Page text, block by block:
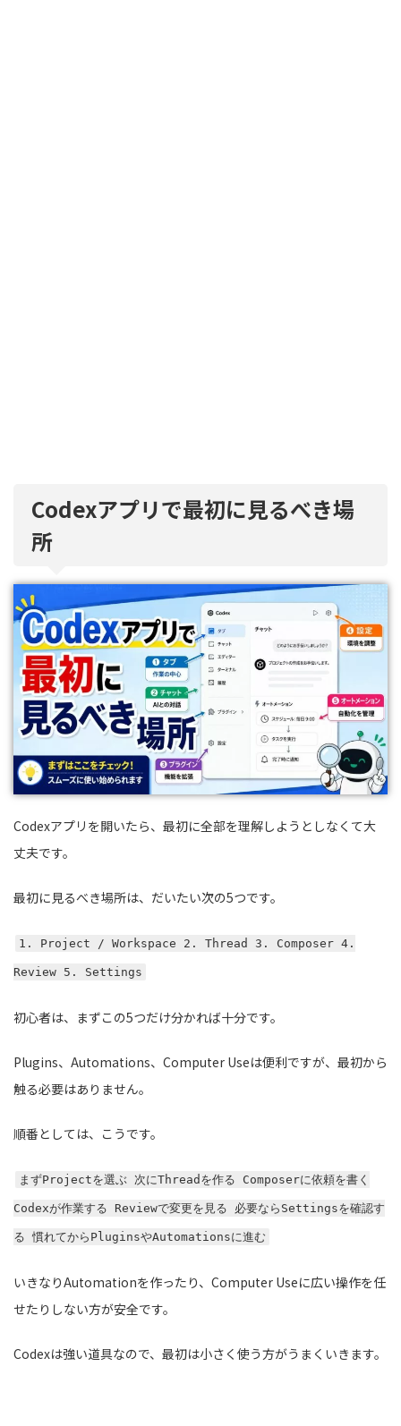
Codexアプリで最初に見るべき場
所
Codexアプリを開いたら、最初に全部を理解しようとしなくて大
丈夫です。
最初に見るべき場所は、だいたい次の5つです。
1. Project / Workspace 2. Thread 3. Composer 4.
Review 5. Settings
初心者は、まずこの5つだけ分かれば十分です。
Plugins、Automations、Computer Useは便利ですが、最初から
触る必要はありません。
順番としては、こうです。
まずProjectを選ぶ 次にThreadを作る Composerに依頼を書く
Codexが作業する Reviewで変更を見る 必要ならSettingsを確認す
る 慣れてからPluginsやAutomationsに進む
いきなりAutomationを作ったり、Computer Useに広い操作を任
せたりしない方が安全です。
Codexは強い道具なので、最初は小さく使う方がうまくいきます。